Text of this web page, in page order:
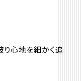
り心地を細かく追